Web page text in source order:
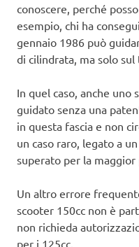
conoscere, perché
esempio, chi ha
gennaio 1986 può
di cilindrata, ma solo
In quel caso, anche uno
guidato senza una
in questa fascia e non
un caso raro, legato a
superato per la
Un altro errore
scooter 150cc non è
non richieda
per i 125cc.